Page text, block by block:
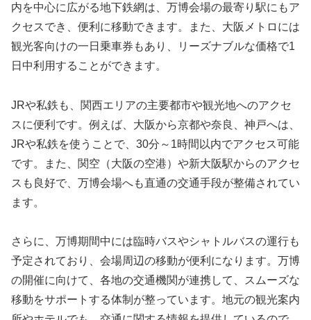
内を中心に広がる地下鉄網は、万博会場の最寄り駅にもア
クセスでき、便利に移動できます。また、大阪メトロには
観光客向けの一日乗車券もあり、リーズナブルな価格で1
日中利用することができます。
JRや私鉄も、関西エリアの主要都市や観光地へのアクセ
スに便利です。例えば、大阪から京都や奈良、神戸へは、
JRや私鉄を使うことで、30分～1時間以内でアクセス可能
です。また、関空（大阪の空港）や新大阪駅からのアクセ
スも良好で、万博会場へも直通の交通手段が整備されてい
ます。
さらに、万博期間中には臨時バスやシャトルバスの運行も
予定されており、会場周辺の移動が便利になります。万博
の開催に向けて、各地の交通機関が連携して、スムーズな
移動をサポートする体制が整っています。地元の観光案内